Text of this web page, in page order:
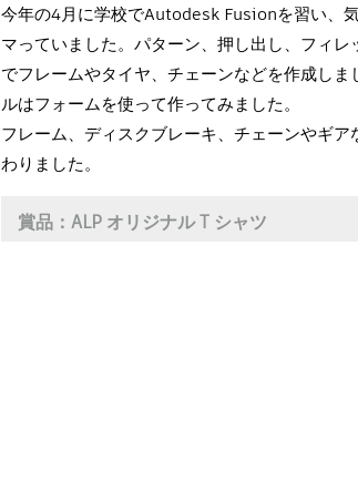
今年の4月に学校でAutodesk Fusionを習い、
マっていました。パターン、押し出し、フィレ
でフレームやタイヤ、チェーンなどを作成しま
ルはフォームを使って作ってみました。
フレーム、ディスクブレーキ、チェーンやギア
わりました。
賞品： ALP オリジナル T シャツ